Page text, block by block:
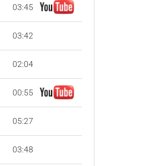
03:45
03:42
02:04
00:55
05:27
03:48